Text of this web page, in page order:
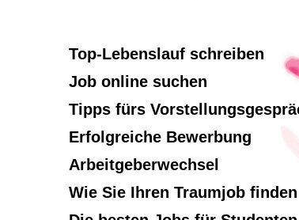
Top-Lebenslauf schreiben
Job online suchen
Tipps fürs
Erfolgreiche Bewerbung
Arbeitgeberwechsel
Wie Sie Ihren Traumjob finden